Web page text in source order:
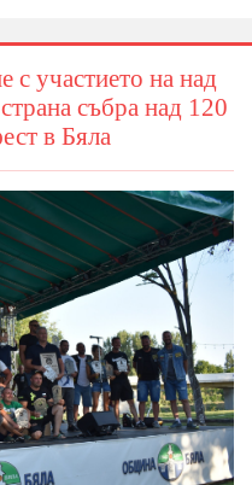
с участието на над
събра над 120
в Бяла